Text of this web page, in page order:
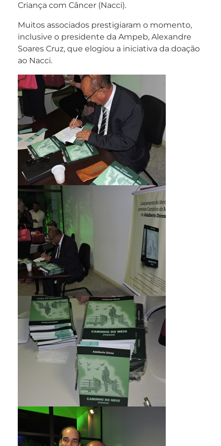
Criança com Câncer (Nacci).
Muitos associados prestigiaram o momento,
inclusive o presidente da Ampeb, Alexandre
Soares Cruz, que elogiou a iniciativa da doação
ao Nacci.